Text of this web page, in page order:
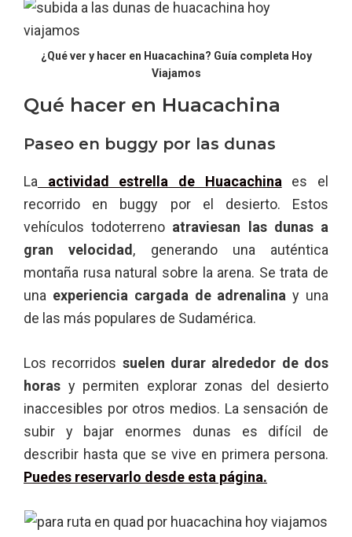
¿Qué ver y hacer en Huacachina? Guía completa Hoy
Viajamos
Qué hacer en Huacachina
Paseo en buggy por las dunas
La actividad estrella de Huacachina es el
recorrido en buggy por el desierto. Estos
vehículos todoterreno atraviesan las dunas a
gran velocidad, generando una auténtica
montaña rusa natural sobre la arena. Se trata de
una experiencia cargada de adrenalina y una
de las más populares de Sudamérica.
Los recorridos suelen durar alrededor de dos
horas y permiten explorar zonas del desierto
inaccesibles por otros medios. La sensación de
subir y bajar enormes dunas es difícil de
describir hasta que se vive en primera persona.
Puedes reservarlo desde esta página.